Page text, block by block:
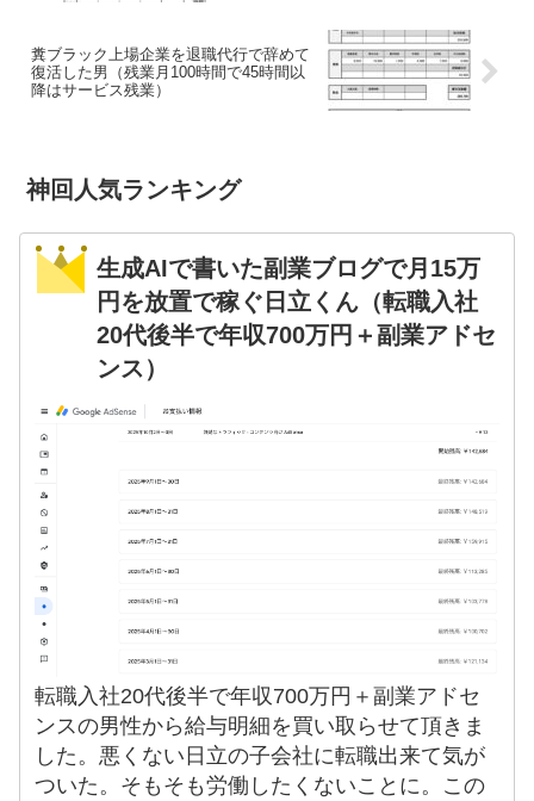
糞ブラック上場企業を退職代行で辞めて
復活した男（残業月100時間で45時間以
降はサービス残業）
神回人気ランキング
生成AIで書いた副業ブログで月15万
円を放置で稼ぐ日立くん（転職入社
20代後半で年収700万円＋副業アドセ
ンス）
転職入社20代後半で年収700万円＋副業アドセ
ンスの男性から給与明細を買い取らせて頂きま
した。悪くない日立の子会社に転職出来て気が
ついた。そもそも労働したくないことに。この